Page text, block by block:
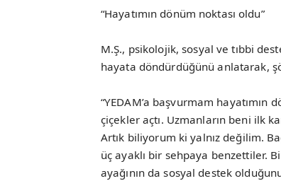
“Hayatımın dönüm noktası oldu”
M.Ş., psikolojik, sosyal ve tıbbi
hayata döndürdüğünü anlatarak,
“YEDAM’a başvurmam
çiçekler açtı. Uzmanların beni ilk
Artık biliyorum ki yalnız değilim.
üç ayaklı bir sehpaya benzettiler.
ayağının da sosyal destek